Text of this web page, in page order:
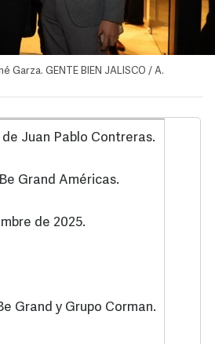
Garza. GENTE BIEN JALISCO / A.
Juan Pablo Contreras.
Grand Américas.
de 2025.
Grand y Grupo Corman.